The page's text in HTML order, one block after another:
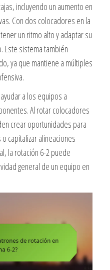
incluyendo un aumento en
Con dos colocadores en la
un ritmo alto y adaptar su
Este sistema también
ya que mantiene a múltiples
a los equipos a
Al rotar colocadores
crear oportunidades para
capitalizar alineaciones
la rotación 6-2 puede
general de un equipo en